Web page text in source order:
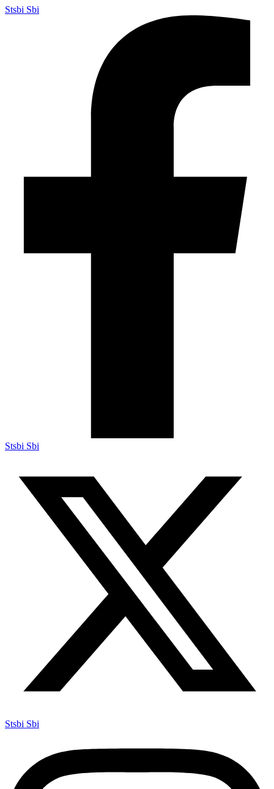
Stsbi Sbi
Stsbi Sbi
Stsbi Sbi